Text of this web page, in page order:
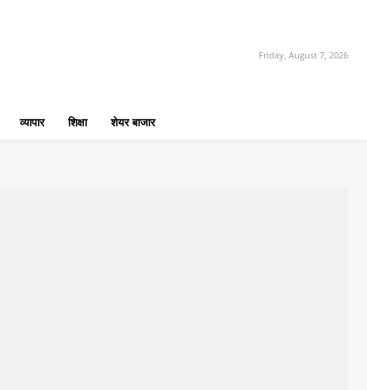
Friday, August 7, 2026
व्यापार शिक्षा शेयर बाजार